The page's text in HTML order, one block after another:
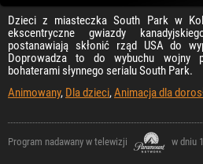
Dzieci z miasteczka South Park w
ekscentryczne gwiazdy
postanawiają skłonić rząd USA do
Doprowadza to do wybuchu wojny
bohaterami słynnego serialu South Park.
Animowany, Dla dzieci,Animacja dla
Program nadawany w telewizji w dniu